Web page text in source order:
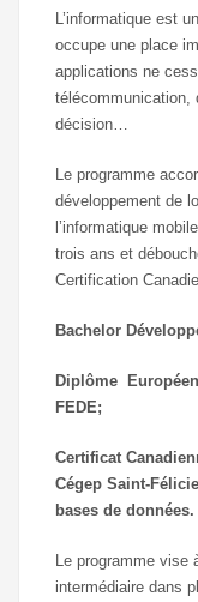
L’informatique est
occupe une place
applications ne
télécommunication,
décision…
Le programme
développement de
l’informatique
trois ans et
Certification
Bachelor
Diplôme
FEDE;
Certificat
Cégep Saint-
bases de données.
Le programme vise
intermédiaire dans